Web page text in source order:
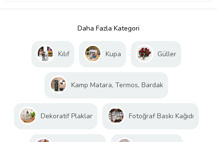
Daha Fazla Kategori
Kılıf Kupa Güller
Kamp Matara, Termos, Bardak
Dekoratif Plaklar Fotoğraf Baskı Kağıdı